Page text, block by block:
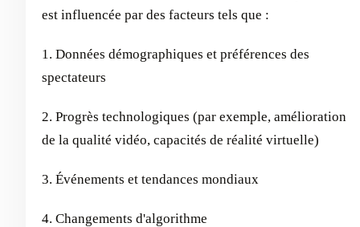
est influencée par des facteurs tels que :
1. Données démographiques et préférences des
spectateurs
2. Progrès technologiques (par exemple, amélioration
de la qualité vidéo, capacités de réalité virtuelle)
3. Événements et tendances mondiaux
4. Changements d'algorithme